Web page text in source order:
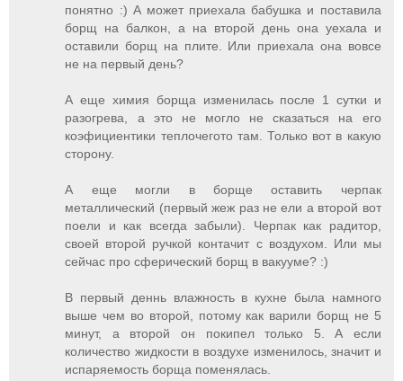
понятно :) А может приехала бабушка и поставила
борщ на балкон, а на второй день она уехала и
оставили борщ на плите. Или приехала она вовсе
не на первый день?
А еще химия борща изменилась после 1 сутки и
разогрева, а это не могло не сказаться на его
коэфициентики теплочегото там. Только вот в какую
сторону.
А еще могли в борще оставить черпак
металлический (первый жеж раз не ели а второй вот
поели и как всегда забыли). Черпак как радитор,
своей второй ручкой контачит с воздухом. Или мы
сейчас про сферический борщ в вакууме? :)
В первый деннь влажность в кухне была намного
выше чем во второй, потому как варили борщ не 5
минут, а второй он покипел только 5. А если
количество жидкости в воздухе изменилось, значит и
испаряемость борща поменялась.